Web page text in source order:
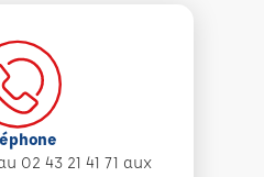
02 43 21 41 71 aux